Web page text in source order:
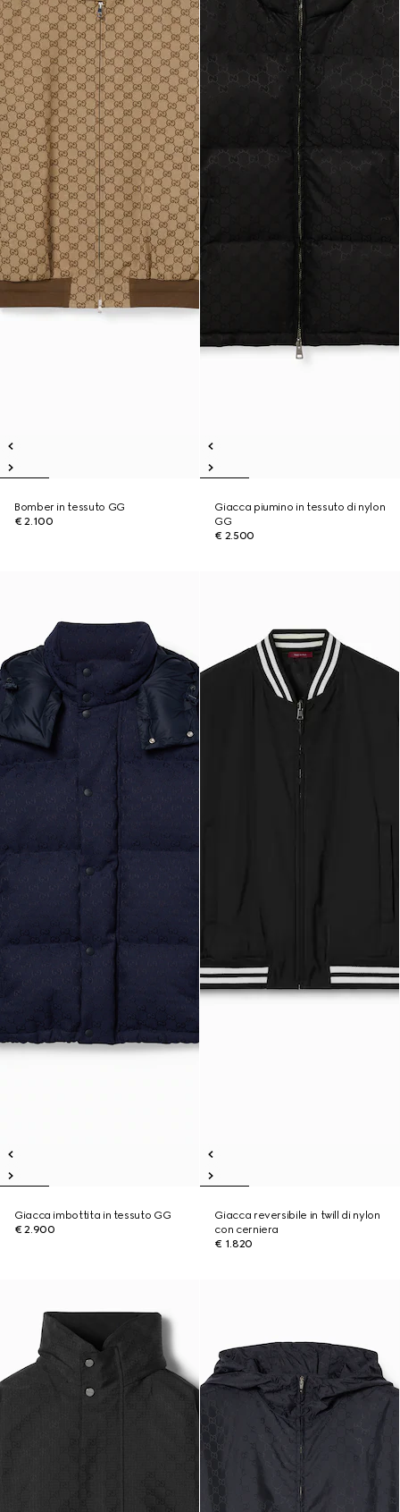
Bomber in tessuto GG
€ 2.100
Giacca piumino in tessuto di nylon
GG
€ 2.500
Giacca imbottita in tessuto GG
€ 2.900
Giacca reversibile in twill di nylon
con cerniera
€ 1.820